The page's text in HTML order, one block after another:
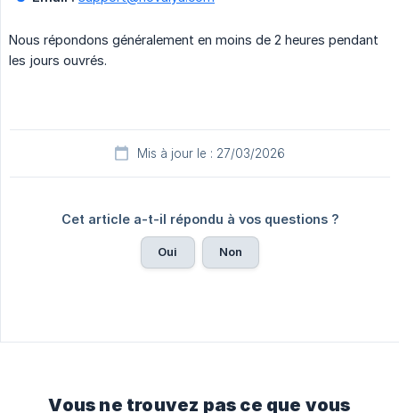
Nous répondons généralement en moins de 2 heures pendant
les jours ouvrés.
Mis à jour le : 27/03/2026
Cet article a-t-il répondu à vos questions ?
Oui Non
Vous ne trouvez pas ce que vous